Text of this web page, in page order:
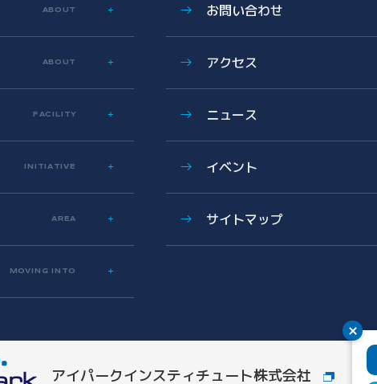
ABOUT
ABOUT
FACILITY
INITIATIVE
AREA
MOVING INTO
お問い合わせ
アクセス
ニュース
イベント
サイトマップ
アイパークインスティチュート株式会社